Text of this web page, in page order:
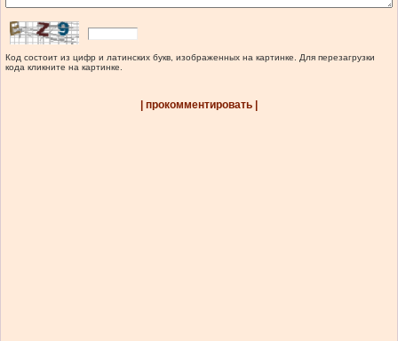
Код состоит из цифр и латинских букв, изображенных на картинке. Для перезагрузки
кода кликните на картинке.
| прокомментировать |